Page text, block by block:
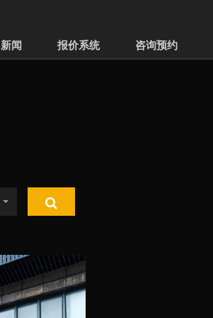
新闻 报价系统 咨询预约